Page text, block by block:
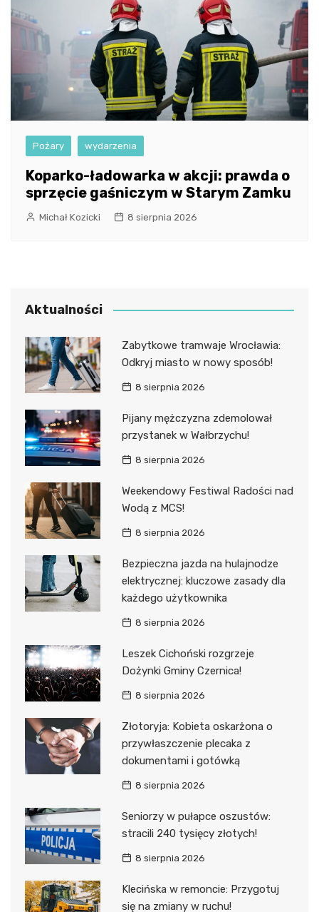
Pożary wydarzenia
Koparko-ładowarka w akcji: prawda o
sprzęcie gaśniczym w Starym Zamku
Michał Kozicki 8 sierpnia 2026
Aktualności
Zabytkowe tramwaje Wrocławia:
Odkryj miasto w nowy sposób!
8 sierpnia 2026
Pijany mężczyzna zdemolował
przystanek w Wałbrzychu!
8 sierpnia 2026
Weekendowy Festiwal Radości nad
Wodą z MCS!
8 sierpnia 2026
Bezpieczna jazda na hulajnodze
elektrycznej: kluczowe zasady dla
każdego użytkownika
8 sierpnia 2026
Leszek Cichoński rozgrzeje
Dożynki Gminy Czernica!
8 sierpnia 2026
Złotoryja: Kobieta oskarżona o
przywłaszczenie plecaka z
dokumentami i gotówką
8 sierpnia 2026
Seniorzy w pułapce oszustów:
stracili 240 tysięcy złotych!
8 sierpnia 2026
Klecińska w remoncie: Przygotuj
się na zmiany w ruchu!